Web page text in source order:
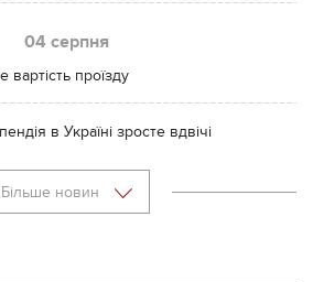
04 серпня
вартість проїзду
в Україні зросте вдвічі
Більше новин